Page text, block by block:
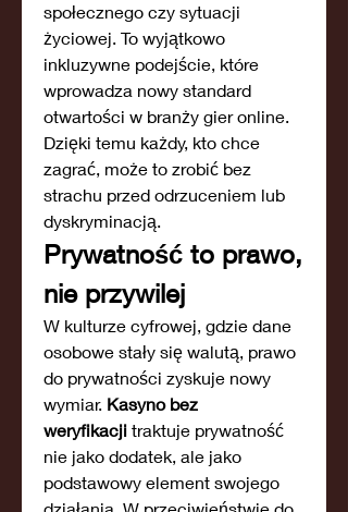
społecznego czy sytuacji
życiowej. To wyjątkowo
inkluzywne podejście, które
wprowadza nowy standard
otwartości w branży gier online.
Dzięki temu każdy, kto chce
zagrać, może to zrobić bez
strachu przed odrzuceniem lub
dyskryminacją.
Prywatność to prawo,
nie przywilej
W kulturze cyfrowej, gdzie dane
osobowe stały się walutą, prawo
do prywatności zyskuje nowy
wymiar. Kasyno bez
weryfikacji traktuje prywatność
nie jako dodatek, ale jako
podstawowy element swojego